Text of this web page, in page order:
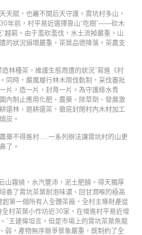
天賦，也離不開后天守護。霄坑村多山，
年前，村平易近選擇靠山“吃樹”——砍木
越窮。由于濫砍濫伐，水土流掉嚴重，山
的狀況損壞嚴重，茶葉品德降落，茶農支
林種茶，維護生態周遭的狀況”寫進《村
同時，嚴厲履行林木限伐軌制，采伐審批
片，造一片，封育一片。為守護綠水青
內制止應用化肥、農藥、除草劑、發展激
還林、退耕還茶，徹底封閉村內木材加工
炭。
藥不得進村……一系列辦法讓霄坑村的山更
了。
山霧繞，水汽豐沛，泥土肥饒。得天獨厚
養了霄坑茶葉耐泡味濃、回甘潤喉的極高
第一個所有人全體茶廠，全村主導財產從
村茶葉小作坊近30家，在增進村平易近增
”王建偉坦言。但是市場上的霄坑茶葉魚龍
弱，產物無序競爭景象嚴重，既制約了全